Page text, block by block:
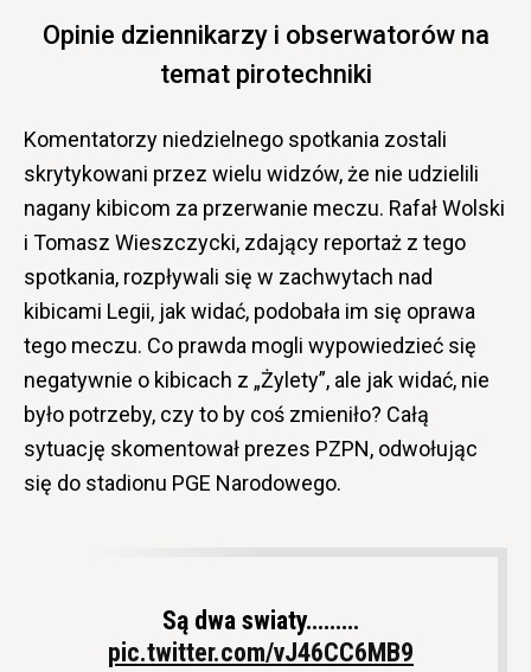
Opinie dziennikarzy i obserwatorów na
temat pirotechniki
Komentatorzy niedzielnego spotkania zostali
skrytykowani przez wielu widzów, że nie udzielili
nagany kibicom za przerwanie meczu. Rafał Wolski
i Tomasz Wieszczycki, zdający reportaż z tego
spotkania, rozpływali się w zachwytach nad
kibicami Legii, jak widać, podobała im się oprawa
tego meczu. Co prawda mogli wypowiedzieć się
negatywnie o kibicach z „Żylety”, ale jak widać, nie
było potrzeby, czy to by coś zmieniło? Całą
sytuację skomentował prezes PZPN, odwołując
się do stadionu PGE Narodowego.
Są dwa swiaty………
pic.twitter.com/vJ46CC6MB9